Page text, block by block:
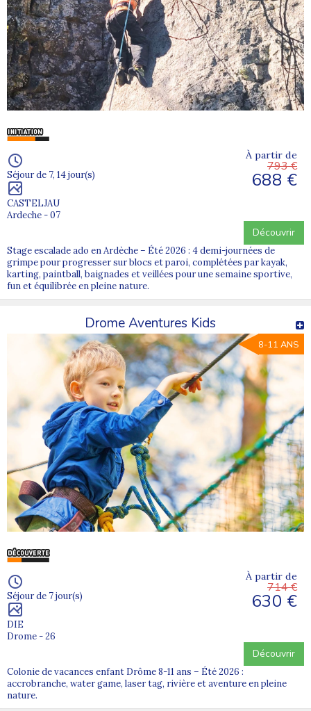
Séjour de 7, 14 jour(s)
CASTELJAU
Ardeche - 07
À partir de
793 €
688 €
Découvrir
Stage escalade ado en Ardèche – Été 2026 : 4 demi-journées de
grimpe pour progresser sur blocs et paroi, complétées par kayak,
karting, paintball, baignades et veillées pour une semaine sportive,
fun et équilibrée en pleine nature.
Drome Aventures Kids
8-11 ANS
Séjour de 7 jour(s)
DIE
Drome - 26
À partir de
714 €
630 €
Découvrir
Colonie de vacances enfant Drôme 8-11 ans – Été 2026 :
accrobranche, water game, laser tag, rivière et aventure en pleine
nature.